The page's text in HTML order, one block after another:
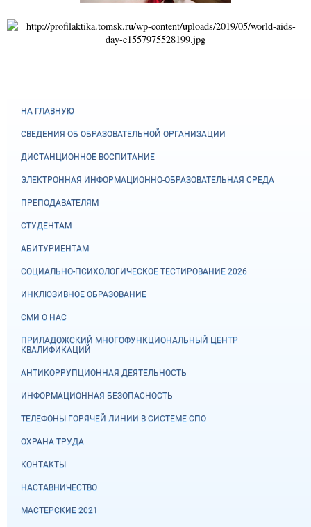
НА ГЛАВНУЮ
СВЕДЕНИЯ ОБ ОБРАЗОВАТЕЛЬНОЙ ОРГАНИЗАЦИИ
ДИСТАНЦИОННОЕ ВОСПИТАНИЕ
ЭЛЕКТРОННАЯ ИНФОРМАЦИОННО-ОБРАЗОВАТЕЛЬНАЯ СРЕДА
ПРЕПОДАВАТЕЛЯМ
СТУДЕНТАМ
АБИТУРИЕНТАМ
СОЦИАЛЬНО-ПСИХОЛОГИЧЕСКОЕ ТЕСТИРОВАНИЕ 2026
ИНКЛЮЗИВНОЕ ОБРАЗОВАНИЕ
СМИ О НАС
ПРИЛАДОЖСКИЙ МНОГОФУНКЦИОНАЛЬНЫЙ ЦЕНТР
КВАЛИФИКАЦИЙ
АНТИКОРРУПЦИОННАЯ ДЕЯТЕЛЬНОСТЬ
ИНФОРМАЦИОННАЯ БЕЗОПАСНОСТЬ
ТЕЛЕФОНЫ ГОРЯЧЕЙ ЛИНИИ В СИСТЕМЕ СПО
ОХРАНА ТРУДА
КОНТАКТЫ
НАСТАВНИЧЕСТВО
МАСТЕРСКИЕ 2021